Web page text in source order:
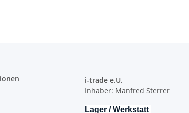
i-trade e.U.
Inhaber: Manfred Sterrer
Lager / Werkstatt